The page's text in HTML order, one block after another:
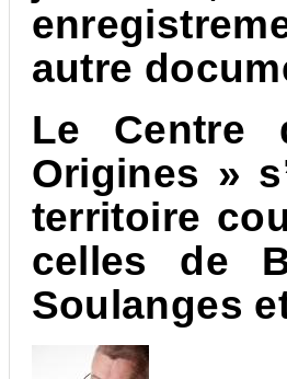
autre
Le Centre
Origines »
territoire
celles de
Soulanges